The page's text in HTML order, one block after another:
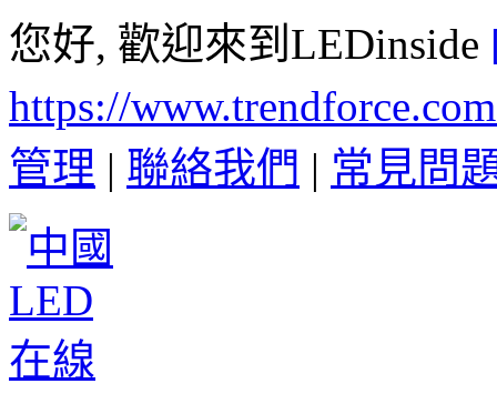
您好, 歡迎來到LEDinside
https://
管理 | 聯絡我們 | 常見問